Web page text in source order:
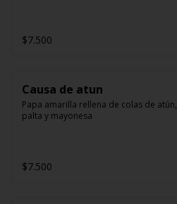
$7.500
Causa de atun
Papa amarilla rellena de colas de atún,
palta y mayonesa
$7.500